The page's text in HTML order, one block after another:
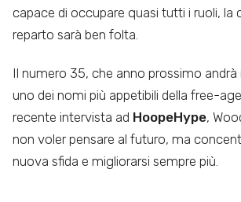
capace di occupare quasi tutti i ruoli, la
reparto sarà ben folta.
Il numero 35, che anno prossimo andrà
uno dei nomi più appetibili della free-
recente intervista ad HoopeHype,
non voler pensare al futuro, ma
nuova sfida e migliorarsi sempre più.